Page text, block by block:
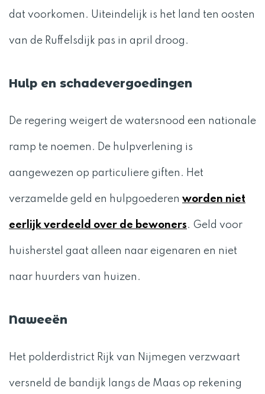
dat voorkomen. Uiteindelijk is het land ten oosten
van de Ruffelsdijk pas in april droog.
Hulp en schadevergoedingen
De regering weigert de watersnood een nationale
ramp te noemen. De hulpverlening is
aangewezen op particuliere giften. Het
verzamelde geld en hulpgoederen worden niet
eerlijk verdeeld over de bewoners. Geld voor
huisherstel gaat alleen naar eigenaren en niet
naar huurders van huizen.
Naweeën
Het polderdistrict Rijk van Nijmegen verzwaart
versneld de bandijk langs de Maas op rekening